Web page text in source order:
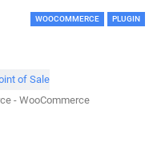
WOOCOMMERCE PLUGIN
- WooCommerce